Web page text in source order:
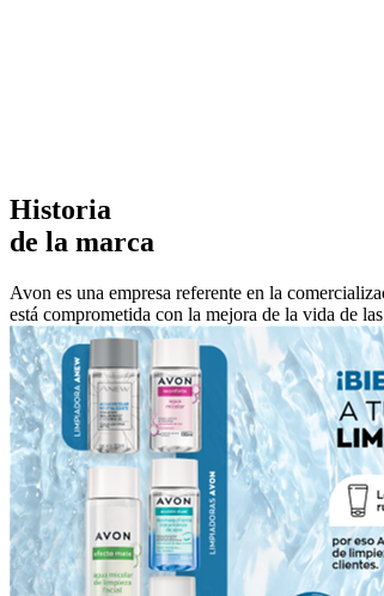
Historia
de la marca
Avon es una empresa referente en la
está comprometida con la mejora de la vida de